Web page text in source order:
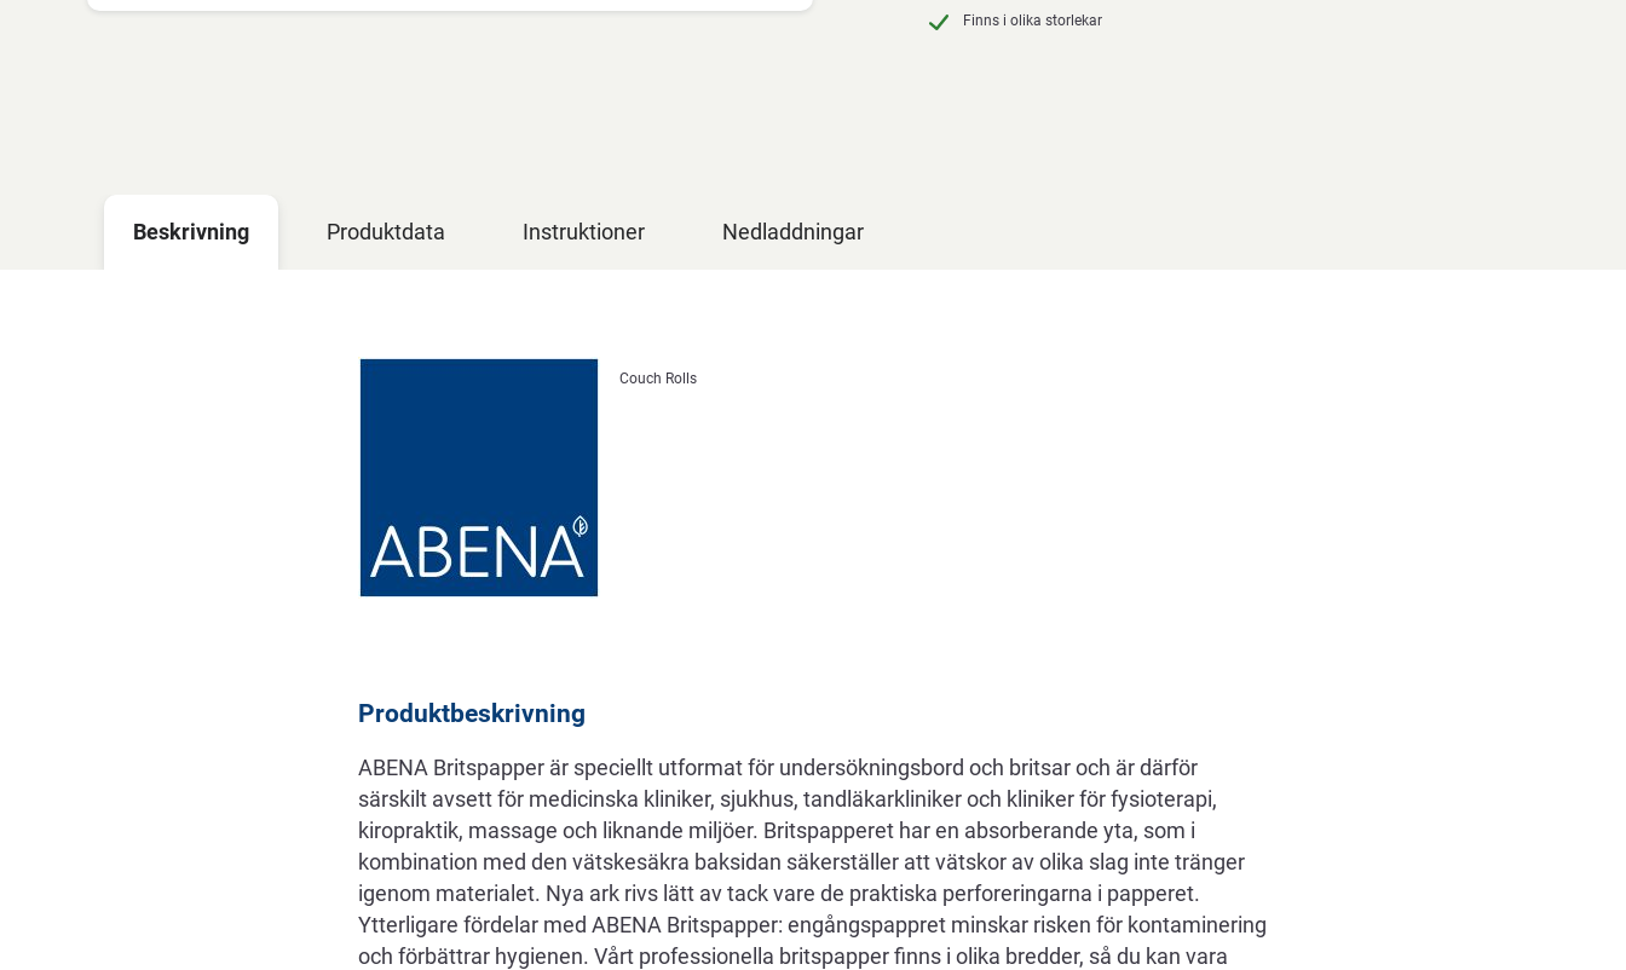
Finns i olika storlekar
Beskrivning Produktdata Instruktioner Nedladdningar
Beskrivning
Couch Rolls
Produktbeskrivning
ABENA Britspapper är speciellt utformat för undersökningsbord och britsar och är därför
särskilt avsett för medicinska kliniker, sjukhus, tandläkarkliniker och kliniker för fysioterapi,
kiropraktik, massage och liknande miljöer. Britspapperet har en absorberande yta, som i
kombination med den vätskesäkra baksidan säkerställer att vätskor av olika slag inte tränger
igenom materialet. Nya ark rivs lätt av tack vare de praktiska perforeringarna i papperet.
Ytterligare fördelar med ABENA Britspapper: engångspappret minskar risken för kontaminering
och förbättrar hygienen. Vårt professionella britspapper finns i olika bredder, så du kan vara